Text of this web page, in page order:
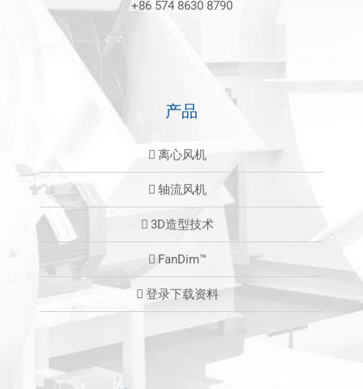
+86 574 8630 8790
产品
离心风机
轴流风机
3D造型技术
FanDim™
登录下载资料